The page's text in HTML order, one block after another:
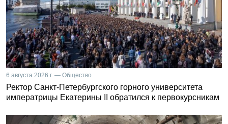
6 августа 2026 г. — Общество
Ректор Санкт-Петербургского горного университета
императрицы Екатерины II обратился к первокурсникам